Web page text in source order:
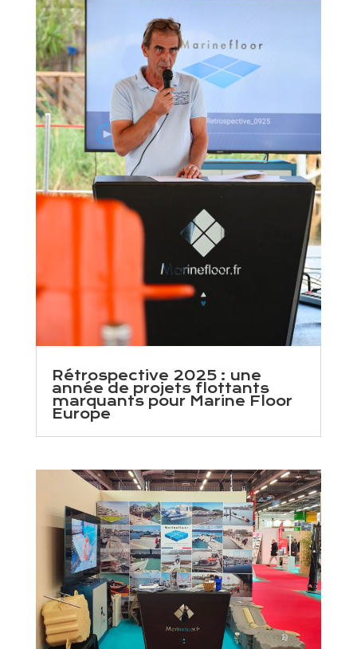
Rétrospective 2025 : une
année de projets flottants
marquants pour Marine Floor
Europe